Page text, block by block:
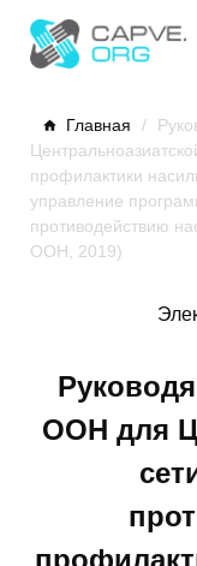
content
Главная /
профилактики
управление
противодействию
ООН, 2019)
ООН для